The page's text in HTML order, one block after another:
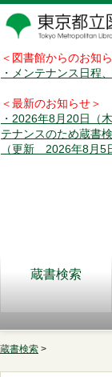
＜図書館からのお知
・メンテナンス日程
＜最新のお知らせ＞
・2026年8月20日（
テナンスのため蔵書
（更新 2026年8月5
蔵書検索
蔵書検索 >